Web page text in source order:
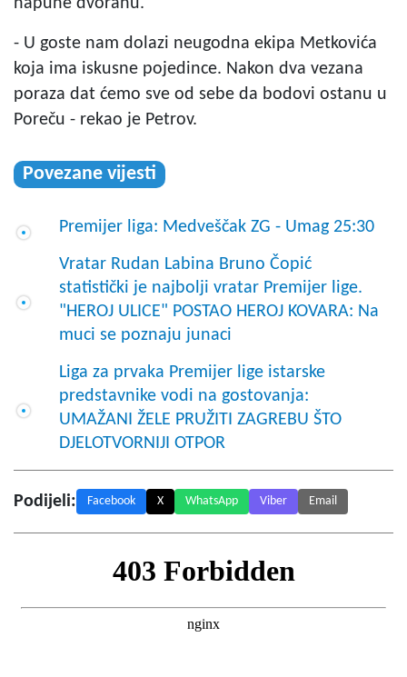
- U goste nam dolazi neugodna ekipa Metkovića
koja ima iskusne pojedince. Nakon dva vezana
poraza dat ćemo sve od sebe da bodovi ostanu u
Poreču - rekao je Petrov.
Povezane vijesti
Premijer liga: Medveščak ZG - Umag 25:30
Vratar Rudan Labina Bruno Čopić
statistički je najbolji vratar Premijer lige.
"HEROJ ULICE" POSTAO HEROJ KOVARA: Na
muci se poznaju junaci
Liga za prvaka Premijer lige istarske
predstavnike vodi na gostovanja:
UMAŽANI ŽELE PRUŽITI ZAGREBU ŠTO
DJELOTVORNIJI OTPOR
Podijeli: Facebook X WhatsApp Viber Email